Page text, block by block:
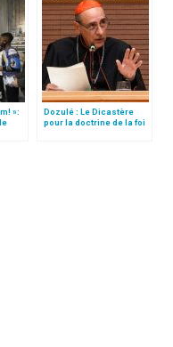
»:
Dozulé : Le Dicastère
pour la doctrine de la foi